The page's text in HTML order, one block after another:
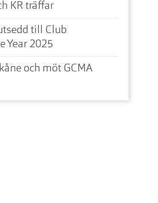
KR träffar
till Club
Year 2025
och möt GCMA